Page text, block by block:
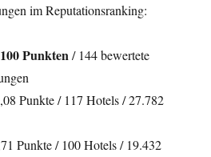
im Reputationsranking:
Punkten/ 144 bewertete
Punkte / 117 Hotels / 27.782
Punkte / 100 Hotels / 19.432